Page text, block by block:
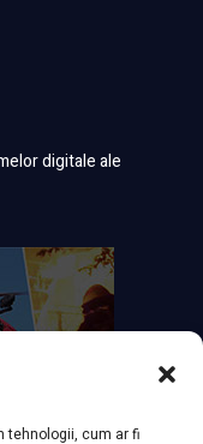
tehnologii, cum ar fi
digitale ale